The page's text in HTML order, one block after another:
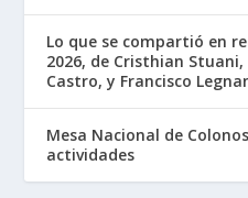
Lo que se compartió en
2026, de Cristhian
Castro, y Francisco
Mesa Nacional de
actividades